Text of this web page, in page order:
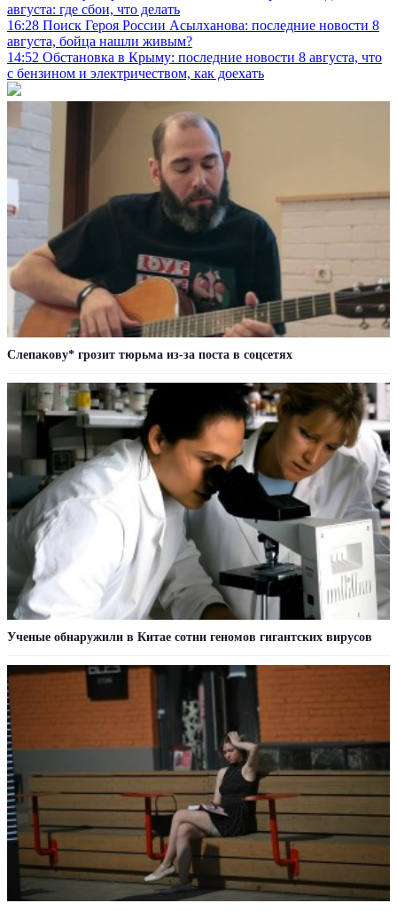
августа: где сбои, что делать
16:28 Поиск Героя России Асылханова: последние новости 8
августа, бойца нашли живым?
14:52 Обстановка в Крыму: последние новости 8 августа, что
с бензином и электричеством, как доехать
Слепакову* грозит тюрьма из-за поста в соцсетях
Ученые обнаружили в Китае сотни геномов гигантских вирусов